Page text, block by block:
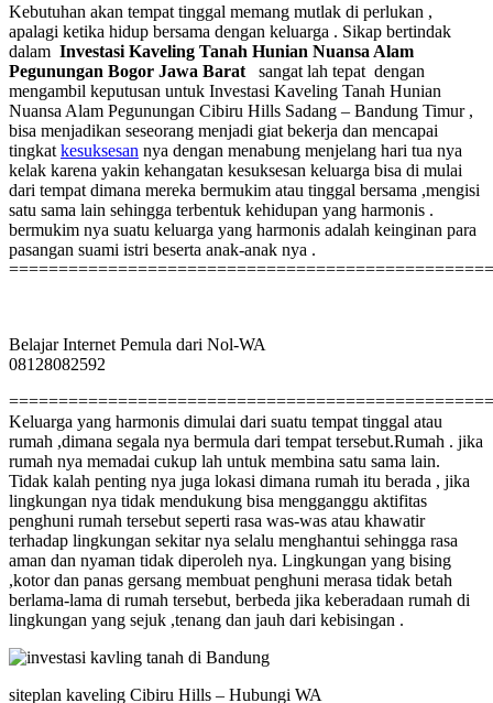
Kebutuhan akan tempat tinggal memang mutlak di perlukan ,
apalagi ketika hidup bersama dengan keluarga . Sikap bertindak
dalam Investasi Kaveling Tanah Hunian Nuansa Alam
Pegunungan Bogor Jawa Barat
sangat lah tepat dengan
mengambil keputusan untuk Investasi Kaveling Tanah Hunian
Nuansa Alam Pegunungan Cibiru Hills Sadang – Bandung Timur ,
bisa menjadikan seseorang menjadi giat bekerja dan mencapai
tingkat kesuksesan nya dengan menabung menjelang hari tua nya
kelak karena yakin kehangatan kesuksesan keluarga bisa di mulai
dari tempat dimana mereka bermukim atau tinggal bersama ,mengisi
satu sama lain sehingga terbentuk kehidupan yang harmonis .
bermukim nya suatu keluarga yang harmonis adalah keinginan para
pasangan suami istri beserta anak-anak nya .
Belajar Internet Pemula dari Nol-WA
08128082592
Keluarga yang harmonis dimulai dari suatu tempat tinggal atau
rumah ,dimana segala nya bermula dari tempat tersebut.Rumah . jika
rumah nya memadai cukup lah untuk membina satu sama lain.
Tidak kalah penting nya juga lokasi dimana rumah itu berada , jika
lingkungan nya tidak mendukung bisa mengganggu aktifitas
penghuni rumah tersebut seperti rasa was-was atau khawatir
terhadap lingkungan sekitar nya selalu menghantui sehingga rasa
aman dan nyaman tidak diperoleh nya. Lingkungan yang bising
,kotor dan panas gersang membuat penghuni merasa tidak betah
berlama-lama di rumah tersebut, berbeda jika keberadaan rumah di
lingkungan yang sejuk ,tenang dan jauh dari kebisingan .
siteplan kaveling Cibiru Hills – Hubungi WA